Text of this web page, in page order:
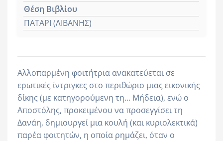
Θέση Βιβλίου
ΠΑΤΑΡΙ (ΛΙΒΑΝΗΣ)
Αλλοπαρμένη φοιτήτρια ανακατεύεται σε
ερωτικές ίντριγκες στο περιθώριο μιας εικονικής
δίκης (με κατηγορούμενη τη... Μήδεια), ενώ ο
Αποστόλης, προκειμένου να προσεγγίσει τη
Δανάη, δημιουργεί μια κουλή (και κυριολεκτικά)
παρέα φοιτητών, η οποία ρημάζει, όταν ο